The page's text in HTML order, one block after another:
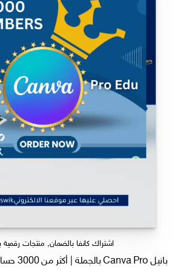
اشتراك كانفا بالضمان, منتجات رقمية
بانيل Canva Pro بالجملة | أكثر من 3000 حساب برو + صلاحية إعادة بيع